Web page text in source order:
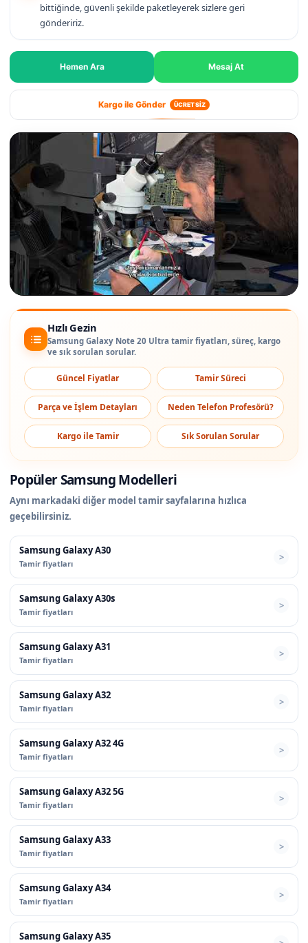
bittiğinde, güvenli şekilde paketleyerek sizlere geri
göndeririz.
Hemen Ara Mesaj At
Kargo ile Gönder ÜCRETSİZ
Hızlı Gezin
Samsung Galaxy Note 20 Ultra tamir fiyatları, süreç, kargo
ve sık sorulan sorular.
Güncel Fiyatlar Tamir Süreci
Parça ve İşlem Detayları Neden Telefon Profesörü?
Kargo ile Tamir Sık Sorulan Sorular
Popüler Samsung Modelleri
Aynı markadaki diğer model tamir sayfalarına hızlıca
geçebilirsiniz.
Samsung Galaxy A30
Tamir fiyatları
Samsung Galaxy A30s
Tamir fiyatları
Samsung Galaxy A31
Tamir fiyatları
Samsung Galaxy A32
Tamir fiyatları
Samsung Galaxy A32 4G
Tamir fiyatları
Samsung Galaxy A32 5G
Tamir fiyatları
Samsung Galaxy A33
Tamir fiyatları
Samsung Galaxy A34
Tamir fiyatları
Samsung Galaxy A35